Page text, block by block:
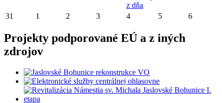
z dňa
31 1 2 3 4 5 6
Projekty podporované EÚ a z iných
zdrojov